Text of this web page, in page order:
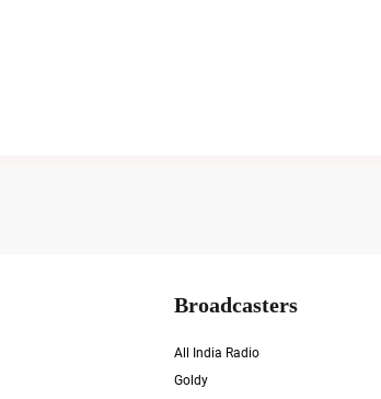
Broadcasters
All India Radio
Goldy